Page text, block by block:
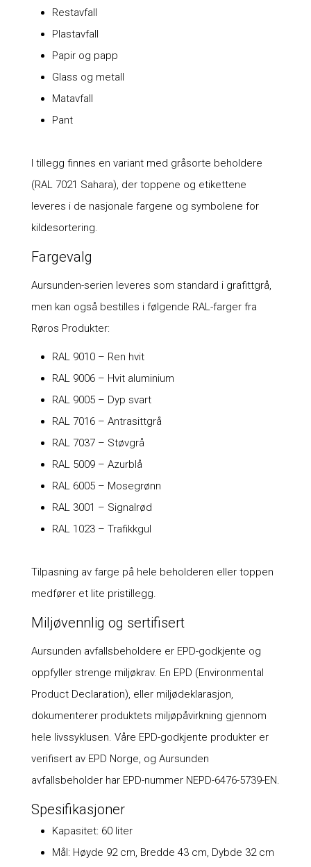
Restavfall
Plastavfall
Papir og papp
Glass og metall
Matavfall
Pant
I tillegg finnes en variant med gråsorte beholdere
(RAL 7021 Sahara), der toppene og etikettene
leveres i de nasjonale fargene og symbolene for
kildesortering.
Fargevalg
Aursunden-serien leveres som standard i grafittgrå,
men kan også bestilles i følgende RAL-farger fra
Røros Produkter:
RAL 9010 – Ren hvit
RAL 9006 – Hvit aluminium
RAL 9005 – Dyp svart
RAL 7016 – Antrasittgrå
RAL 7037 – Støvgrå
RAL 5009 – Azurblå
RAL 6005 – Mosegrønn
RAL 3001 – Signalrød
RAL 1023 – Trafikkgul
Tilpasning av farge på hele beholderen eller toppen
medfører et lite pristillegg.
Miljøvennlig og sertifisert
Aursunden avfallsbeholdere er EPD-godkjente og
oppfyller strenge miljøkrav. En EPD (Environmental
Product Declaration), eller miljødeklarasjon,
dokumenterer produktets miljøpåvirkning gjennom
hele livssyklusen. Våre EPD-godkjente produkter er
verifisert av EPD Norge, og Aursunden
avfallsbeholder har EPD-nummer NEPD-6476-5739-EN.
Spesifikasjoner
Kapasitet: 60 liter
Mål: Høyde 92 cm, Bredde 43 cm, Dybde 32 cm